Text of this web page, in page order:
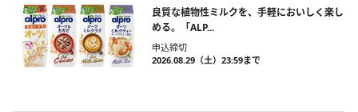
良質な植物性ミルクを、手軽においしく楽し
める。「ALP...
申込締切
2026.08.29（土）23:59まで